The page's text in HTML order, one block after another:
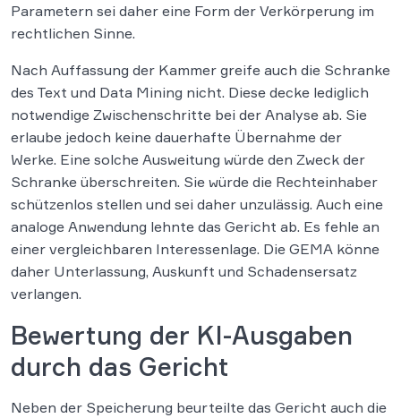
Parametern sei daher eine Form der Verkörperung im
rechtlichen Sinne.
Nach Auffassung der Kammer greife auch die Schranke
des Text und Data Mining nicht. Diese decke lediglich
notwendige Zwischenschritte bei der Analyse ab. Sie
erlaube jedoch keine dauerhafte Übernahme der
Werke. Eine solche Ausweitung würde den Zweck der
Schranke überschreiten. Sie würde die Rechteinhaber
schützenlos stellen und sei daher unzulässig. Auch eine
analoge Anwendung lehnte das Gericht ab. Es fehle an
einer vergleichbaren Interessenlage. Die GEMA könne
daher Unterlassung, Auskunft und Schadensersatz
verlangen.
Bewertung der KI-Ausgaben
durch das Gericht
Neben der Speicherung beurteilte das Gericht auch die